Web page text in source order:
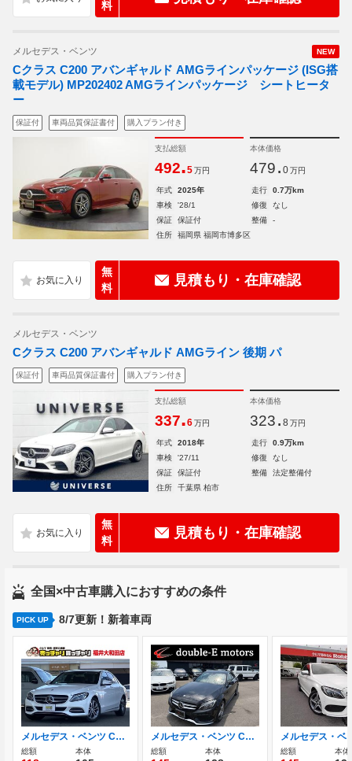
料
NEW
メルセデス・ベンツ
Cクラス C200 アバンギャルド AMGラインパッケージ (ISG搭
載モデル) MP202402 AMGラインパッケージ シートヒータ
ー
保証付 車両品質保証書付 購入プラン付き
支払総額
492.5 万円
本体価格
479. 0 万円
年式 2025年 走行
0.7万km
車検
'28/1 修復
なし
保証
保証付 整備
-
住所
福岡県 福岡市博多区
無
料
見積もり・在庫確認
メルセデス・ベンツ
Cクラス C200 アバンギャルド AMGライン 後期 パ
保証付 車両品質保証書付 購入プラン付き
支払総額
337.6 万円
本体価格
323. 8 万円
年式 2018年 走行
0.9万km
車検
'27/11 修復
なし
保証
保証付 整備
法定整備付
住所
千葉県 柏市
無
料
見積もり・在庫確認
全国×中古車購入におすすめの条件
PICK UP 8/7更新！新着車両
メルセデス・ベンツ Cクラス C200 アバンギャルド 純正ナビ/フルセグTV/Bluetooth/バックモニ
総額 本体
メルセデス・ベンツ Cクラス C220 d アバンギャルド AMGライン ディーゼルターボ レザーエクスクルーシブパッケージ
総額 本体 総額 本体